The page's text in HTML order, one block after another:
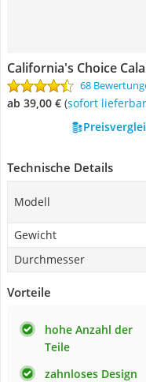
California's Choice
68
ab 39,00 € ( Sofort lieferbar
Technische Details
Modell
Gewicht
Durchmesser
Vorteile
hohe Anzahl der
Teile
zahnloses Design